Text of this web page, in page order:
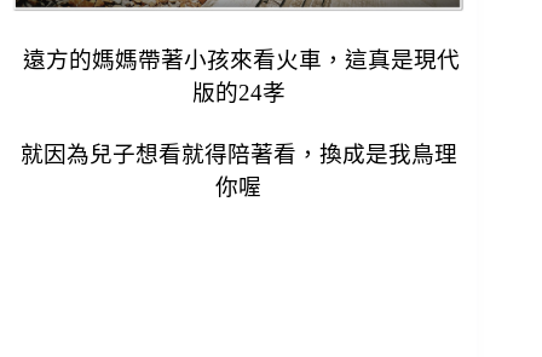
遠方的媽媽帶著小孩來看火車，這真是現代
版的24孝
就因為兒子想看就得陪著看， 換成是我鳥理
你喔